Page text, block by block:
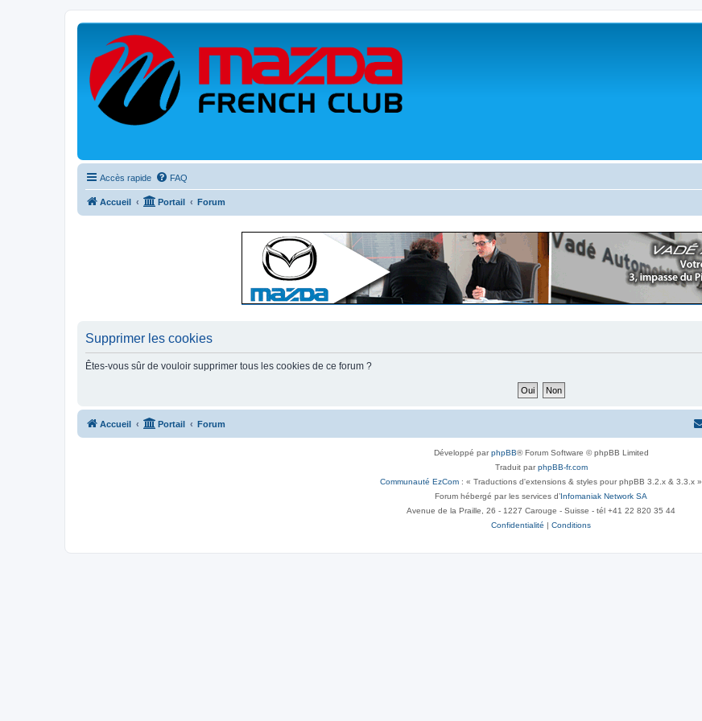
Accès rapide FAQ
Accueil Portail Forum
Supprimer les cookies
Êtes-vous sûr de vouloir supprimer tous les cookies de ce forum ?
Accueil Portail Forum
Développé parphpBB® Forum Software © phpBB Limited
Traduit parphpBB-fr.com
Communauté EzCom : « Traductions d'extensions & styles pour phpBB 3.2.x & 3.3.x »
Forum hébergé par les services d’Infomaniak Network SA
Avenue de la Praille, 26 - 1227 Carouge - Suisse - tél +41 22 820 35 44
Confidentialité | Conditions